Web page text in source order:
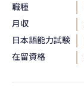
職種
月収
日本語能力試験
在留資格